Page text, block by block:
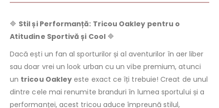
🔷 Stil și Performanță: Tricou Oakley pentru o
Atitudine Sportivă și Cool🔷
Dacă ești un fan al sporturilor și al aventurilor în aer liber
sau doar vrei un look urban cu un vibe premium, atunci
un tricou Oakley este exact ce îți trebuie! Creat de unul
dintre cele mai renumite branduri în lumea sportului și a
performanței, acest tricou aduce împreună stilul,